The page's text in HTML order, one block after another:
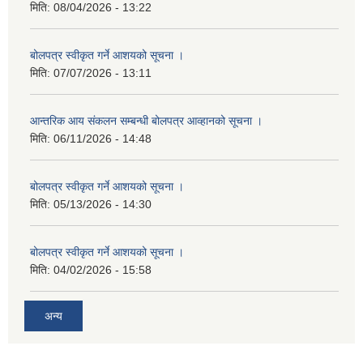
मिति: 08/04/2026 - 13:22
बोलपत्र स्वीकृत गर्ने आशयको सूचना ।
मिति: 07/07/2026 - 13:11
आन्तरिक आय संकलन सम्बन्धी बोलपत्र आव्हानको सूचना ।
मिति: 06/11/2026 - 14:48
बोलपत्र स्वीकृत गर्ने आशयको सूचना ।
मिति: 05/13/2026 - 14:30
बोलपत्र स्वीकृत गर्ने आशयको सूचना ।
मिति: 04/02/2026 - 15:58
अन्य